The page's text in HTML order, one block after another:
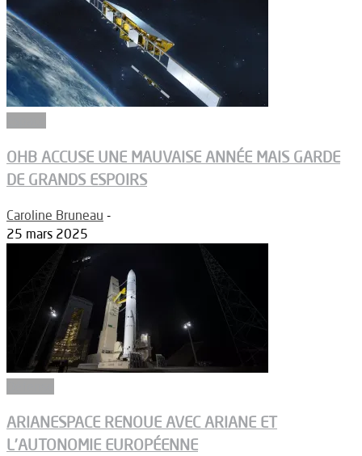
OHB ACCUSE UNE MAUVAISE ANNÉE MAIS GARDE
DE GRANDS ESPOIRS
Caroline Bruneau -
25 mars 2025
ARIANESPACE RENOUE AVEC ARIANE ET
L’AUTONOMIE EUROPÉENNE